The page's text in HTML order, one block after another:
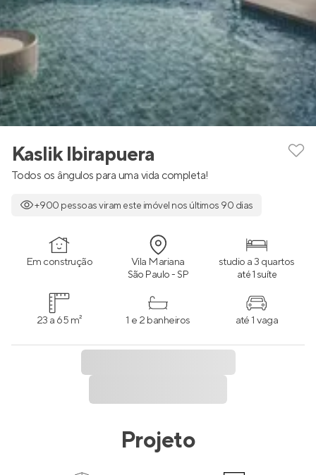
Kaslik Ibirapuera
Todos os ângulos para uma vida completa!
+900 pessoas viram este imóvel nos últimos 90 dias
Em construção Vila Mariana
São Paulo - SP
studio a 3 quartos
até 1 suíte
23 a 65 m² 1 e 2 banheiros até 1 vaga
Projeto